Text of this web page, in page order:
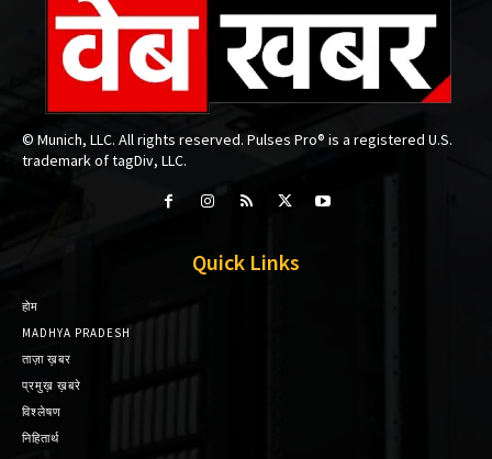
© Munich, LLC. All rights reserved. Pulses Pro® is a registered U.S.
trademark of tagDiv, LLC.
Quick Links
होम
MADHYA PRADESH
ताज़ा ख़बर
प्रमुख़ ख़बरे
विश्लेषण
निहितार्थ